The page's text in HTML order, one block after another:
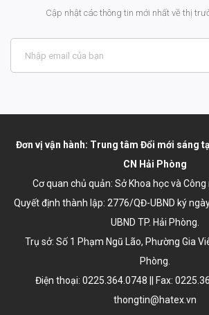
Cập nhật các thông tin mới nhất về thị
Đơn vị vận hành: Trung tâm Đổi mới sáng
CN Hải Phòng
Cơ quan chủ quản: Sở Khoa học và Công
Quyết định thành lập: 2776/QĐ-UBND ký
UBND TP. Hải Phòng.
Trụ sở: Số 1 Phạm Ngũ Lão, Phường Gia
Phòng.
Điện thoại: 0225.364.0748 || Fax:
thongtin@hatex.vn